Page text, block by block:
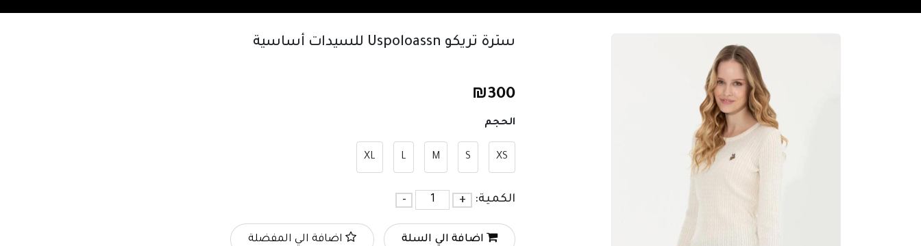
سترة تريكو Uspoloassn للسيدات أساسية
₪300
الحجم
XS
S
M
L
XL
الكمية: +
-
اضافة الي السلة اضافة الي المفضلة